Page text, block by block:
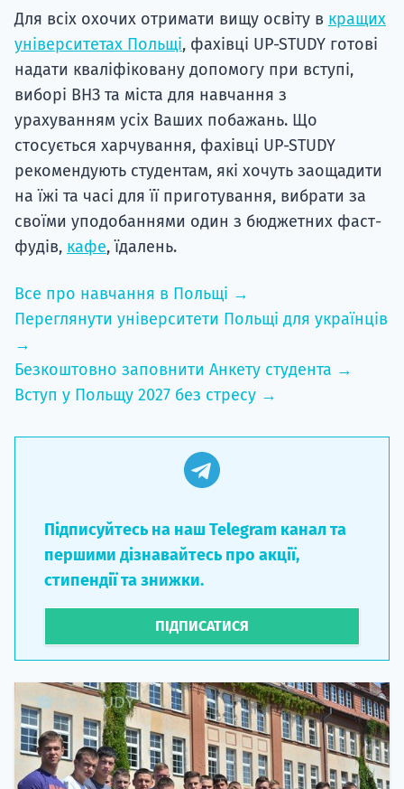
Для всіх охочих отримати вищу освіту в кращих
університетах Польщі, фахівці UP-STUDY готові
надати кваліфіковану допомогу при вступі,
виборі ВНЗ та міста для навчання з
урахуванням усіх Ваших побажань. Що
стосується харчування, фахівці UP-STUDY
рекомендують студентам, які хочуть заощадити
на їжі та часі для її приготування, вибрати за
своїми уподобаннями один з бюджетних фаст-
фудів, кафе, їдалень.
Все про навчання в Польщі →
Переглянути університети Польщі для українців
→
Безкоштовно заповнити Анкету студента →
Вступ у Польщу 2027 без стресу →
Підписуйтесь на наш Telegram канал та
першими дізнавайтесь про акції,
стипендії та знижки.
ПІДПИСАТИСЯ